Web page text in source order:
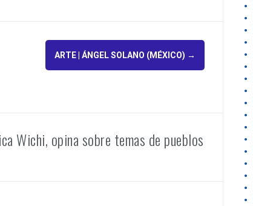
ARTE | ÁNGEL SOLANO (MÉXICO) →
Wichi, opina sobre temas de pueblos